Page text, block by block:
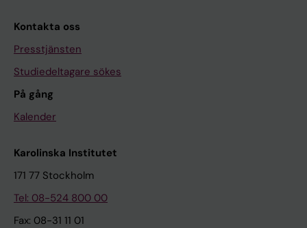
Kontakta oss
Presstjänsten
Studiedeltagare sökes
På gång
Kalender
Karolinska Institutet
171 77 Stockholm
Tel: 08-524 800 00
Fax: 08-31 11 01